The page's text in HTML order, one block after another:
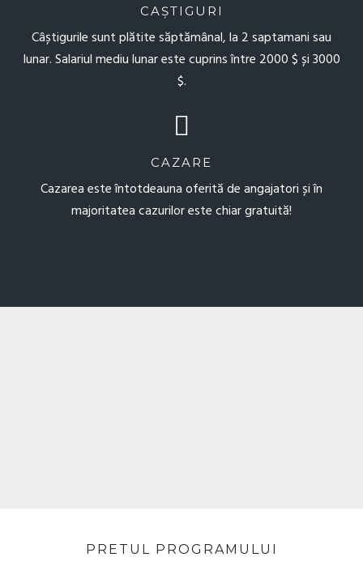
CAȘTIGURI
Câștigurile sunt plătite săptămânal, la 2 saptamani sau
lunar. Salariul mediu lunar este cuprins între 2000 $ și 3000
$.
CAZARE
Cazarea este întotdeauna oferită de angajatori și în
majoritatea cazurilor este chiar gratuită!
PRETUL PROGRAMULUI